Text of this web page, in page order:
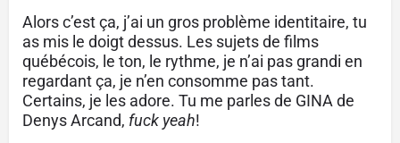
Alors c’est ça, j’ai un gros problème identitaire, tu
as mis le doigt dessus. Les sujets de films
québécois, le ton, le rythme, je n’ai pas grandi en
regardant ça, je n’en consomme pas tant.
Certains, je les adore. Tu me parles de GINA de
Denys Arcand, fuck yeah!